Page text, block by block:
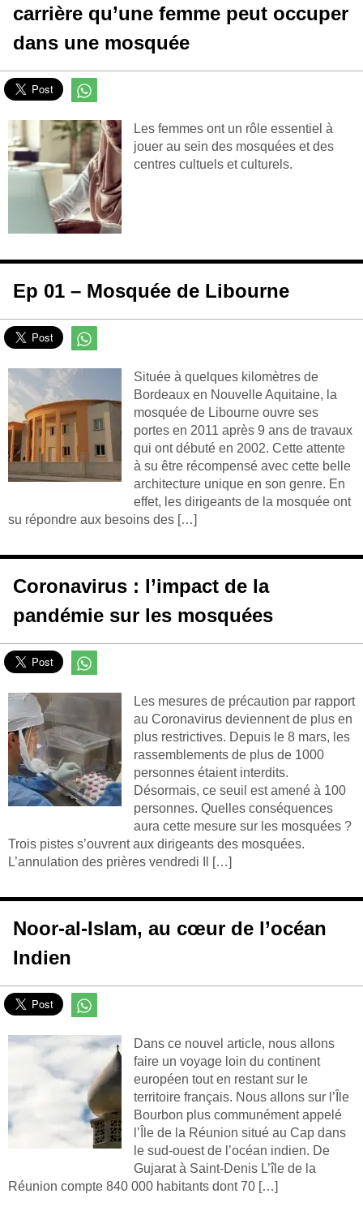
carrière qu’une femme peut occuper
dans une mosquée
Les femmes ont un rôle essentiel à
jouer au sein des mosquées et des
centres cultuels et culturels.
Ep 01 – Mosquée de Libourne
Située à quelques kilomètres de
Bordeaux en Nouvelle Aquitaine, la
mosquée de Libourne ouvre ses
portes en 2011 après 9 ans de travaux
qui ont débuté en 2002. Cette attente
à su être récompensé avec cette belle
architecture unique en son genre. En
effet, les dirigeants de la mosquée ont
su répondre aux besoins des […]
Coronavirus : l’impact de la
pandémie sur les mosquées
Les mesures de précaution par rapport
au Coronavirus deviennent de plus en
plus restrictives. Depuis le 8 mars, les
rassemblements de plus de 1000
personnes étaient interdits.
Désormais, ce seuil est amené à 100
personnes. Quelles conséquences
aura cette mesure sur les mosquées ?
Trois pistes s’ouvrent aux dirigeants des mosquées.
L’annulation des prières vendredi Il […]
Noor-al-Islam, au cœur de l’océan
Indien
Dans ce nouvel article, nous allons
faire un voyage loin du continent
européen tout en restant sur le
territoire français. Nous allons sur l’Île
Bourbon plus communément appelé
l’Île de la Réunion situé au Cap dans
le sud-ouest de l’océan indien. De
Gujarat à Saint-Denis L’île de la
Réunion compte 840 000 habitants dont 70 […]